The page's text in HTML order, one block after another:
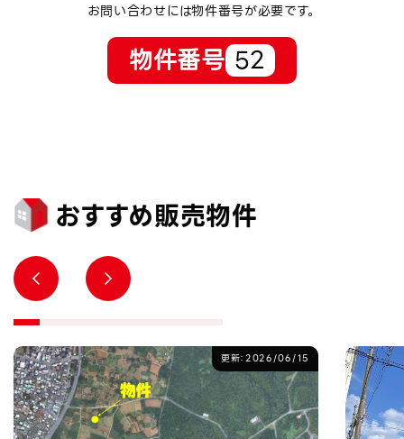
お問い合わせには物件番号が必要です。
物件番号 52
おすすめ販売物件
更新：2026/06/15